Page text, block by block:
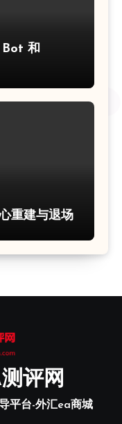
和
重建与退场
评网
平台-外汇ea商城